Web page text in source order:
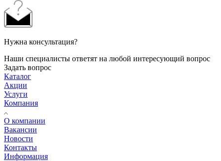
Нужна консультация?
Наши специалисты ответят на любой интересующий вопрос
Задать вопрос
Каталог
Акции
Услуги
Компания
О компании
Вакансии
Новости
Контакты
Информация